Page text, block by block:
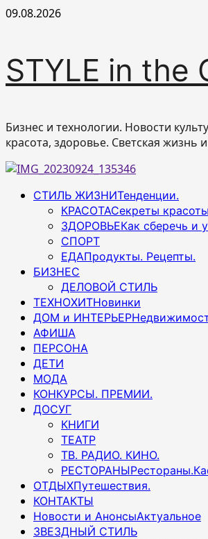
Перейти
09.08.2026
STYLE in the
Бизнес и технологии. Новости
красота, здоровье. Светская жизнь
Основное
СТИЛЬ ЖИЗНИТенденции.
КРАСОТАСекреты
ЗДОРОВЬЕКак сберечь и
СПОРТ
ЕДАПродукты. Рецепты.
БИЗНЕС
ДЕЛОВОЙ СТИЛЬ
ТЕХНОХИТНовинки
ДОМ и ИНТЕРЬЕР
АФИША
ПЕРСОНА
ДЕТИ
МОДА
КОНКУРСЫ. ПРЕМИИ.
ДОСУГ
КНИГИ
ТЕАТР
ТВ. РАДИО. КИНО.
РЕСТОРАНЫ
ОТДЫХПутешествия.
КОНТАКТЫ
Новости и АнонсыАктуальное
ЗВЕЗДНЫЙ СТИЛЬ